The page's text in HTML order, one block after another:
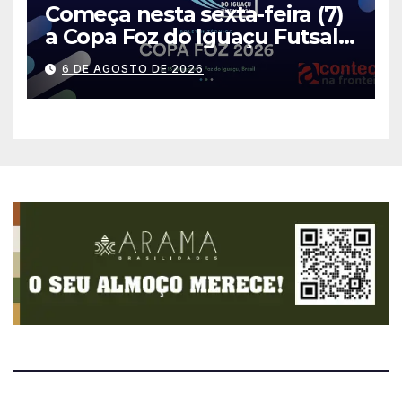
Começa nesta sexta-feira (7)
a Copa Foz do Iguaçu Futsal
2026 com equipes de quatro
países
6 DE AGOSTO DE 2026